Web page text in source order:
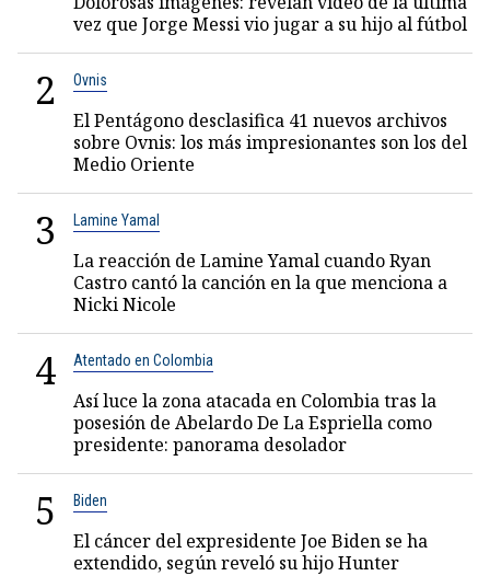
vez que Jorge Messi vio jugar a su hijo al fútbol
2 Ovnis
El Pentágono desclasifica 41 nuevos archivos
sobre Ovnis: los más impresionantes son los del
Medio Oriente
3 Lamine Yamal
La reacción de Lamine Yamal cuando Ryan
Castro cantó la canción en la que menciona a
Nicki Nicole
4 Atentado en Colombia
Así luce la zona atacada en Colombia tras la
posesión de Abelardo De La Espriella como
presidente: panorama desolador
5 Biden
El cáncer del expresidente Joe Biden se ha
extendido, según reveló su hijo Hunter